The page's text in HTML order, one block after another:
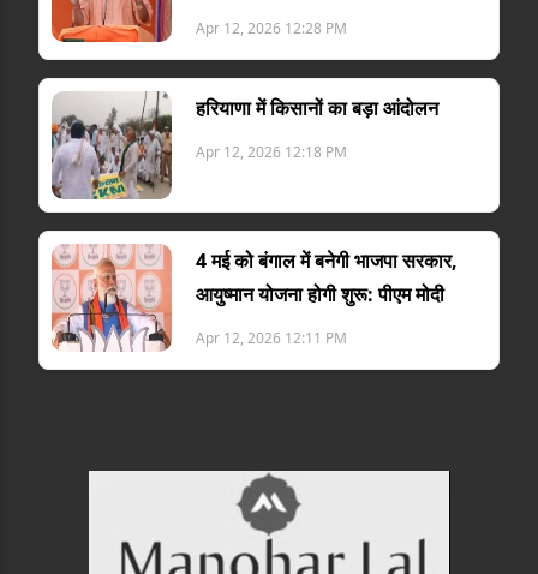
Apr 12, 2026 12:28 PM
हरियाणा में किसानों का बड़ा आंदोलन
Apr 12, 2026 12:18 PM
4 मई को बंगाल में बनेगी भाजपा सरकार,
आयुष्मान योजना होगी शुरू: पीएम मोदी
Apr 12, 2026 12:11 PM